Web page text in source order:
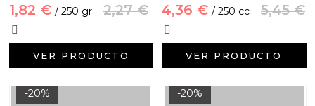
1,82 € / 250 gr 2,27 €
VER PRODUCTO
4,36 € / 250 cc 5,45 €
VER PRODUCTO
-20% -20%